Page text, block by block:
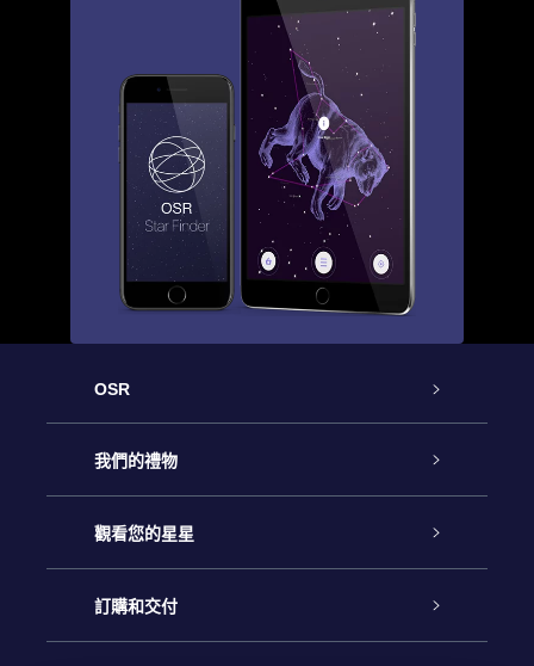
OSR
客戶服務
聯繫我們
博客
我們的禮物
Online Star禮物
OSR禮物包
觀看您的星星
星星注册
訂購和交付